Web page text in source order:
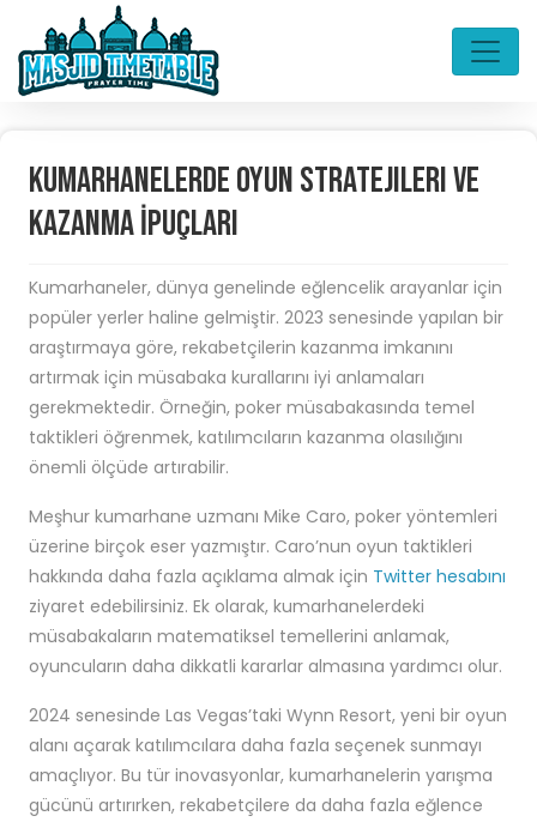
Kumarhanelerde Oyun Stratejileri ve
Kazanma İpuçları
Kumarhaneler, dünya genelinde eğlencelik arayanlar için
popüler yerler haline gelmiştir. 2023 senesinde yapılan bir
araştırmaya göre, rekabetçilerin kazanma imkanını
artırmak için müsabaka kurallarını iyi anlamaları
gerekmektedir. Örneğin, poker müsabakasında temel
taktikleri öğrenmek, katılımcıların kazanma olasılığını
önemli ölçüde artırabilir.
Meşhur kumarhane uzmanı Mike Caro, poker yöntemleri
üzerine birçok eser yazmıştır. Caro’nun oyun taktikleri
hakkında daha fazla açıklama almak için Twitter hesabını
ziyaret edebilirsiniz. Ek olarak, kumarhanelerdeki
müsabakaların matematiksel temellerini anlamak,
oyuncuların daha dikkatli kararlar almasına yardımcı olur.
2024 senesinde Las Vegas’taki Wynn Resort, yeni bir oyun
alanı açarak katılımcılara daha fazla seçenek sunmayı
amaçlıyor. Bu tür inovasyonlar, kumarhanelerin yarışma
gücünü artırırken, rekabetçilere da daha fazla eğlence